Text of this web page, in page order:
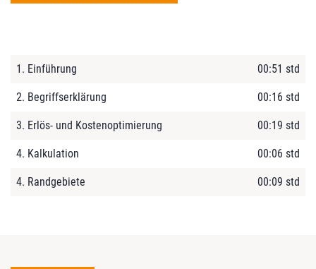
1. Einführung 00:51 std
2. Begriffserklärung 00:16 std
3. Erlös- und Kostenoptimierung 00:19 std
4. Kalkulation 00:06 std
4. Randgebiete 00:09 std